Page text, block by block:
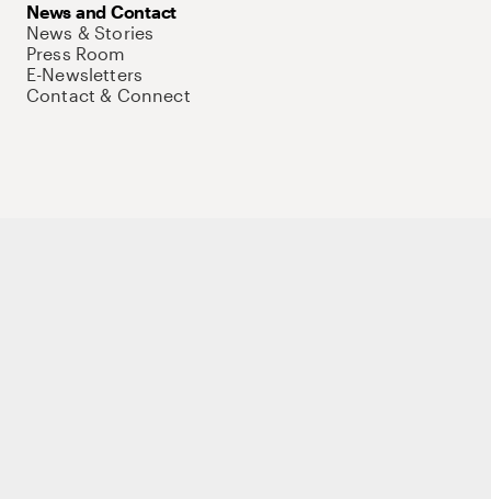
News and Contact
News & Stories
Press Room
E-Newsletters
Contact & Connect